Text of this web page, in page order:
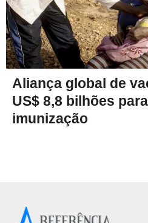
Aliança global de
US$ 8,8 bilhões
imunização